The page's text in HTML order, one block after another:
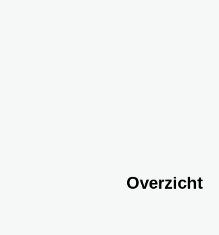
Overzicht